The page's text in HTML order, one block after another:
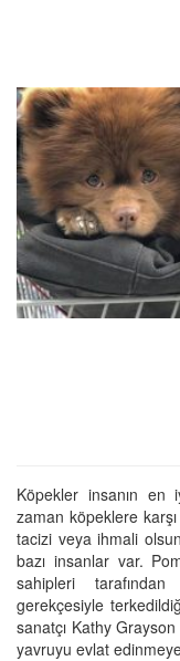
Köpekler insanın en
zaman köpeklere
tacizi veya ihmali
bazı insanlar var.
sahipleri
gerekçesiyle
sanatçı Kathy
yavruyu evlat